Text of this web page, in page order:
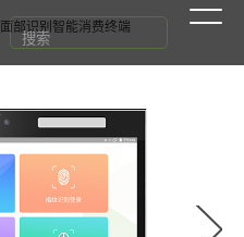
面部识别智能消费终端